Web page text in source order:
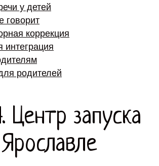
у детей
говорит
коррекция
интеграция
родителей
запуска